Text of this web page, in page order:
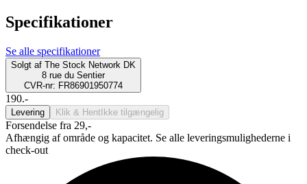
Specifikationer
Se alle specifikationer
Solgt af The Stock Network DK
8 rue du Sentier
CVR-nr: FR86901950774
190.-
Levering Klik & Hent Ikke tilgængelig
Forsendelse fra 29,-
Afhængig af område og kapacitet. Se alle leveringsmulighederne i
check-out